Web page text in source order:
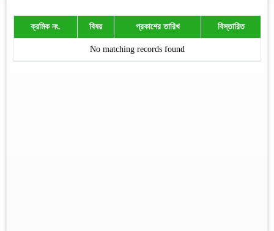
ক্রমিক নং. বিষয় প্রকাশের তারিখ বিস্তারিত
No matching records found